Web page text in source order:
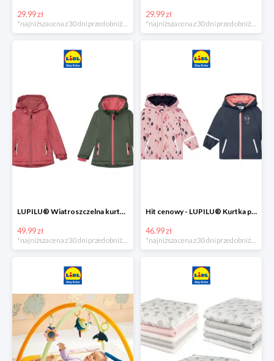
29.99 zł 29.99 zł
LUPILU® Wiatroszczelna kurtka dziecięca softshell, 1 sztuka
49.99 zł
Hit cenowy - LUPILU® Kurtka przeciwdeszczowa dziewczęca, 1 sztuka
46.99 zł